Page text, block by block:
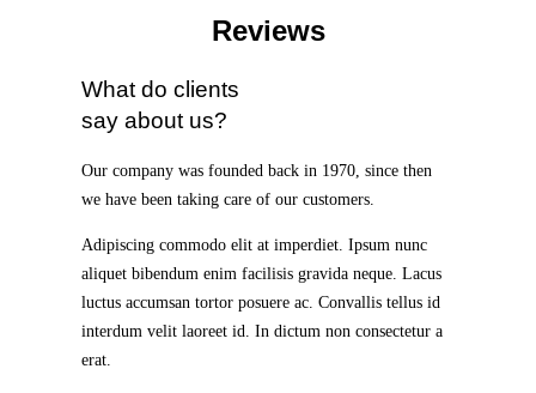
Reviews
What do clients
say about us?
Our company was founded back in 1970, since then
we have been taking care of our customers.
Adipiscing commodo elit at imperdiet. Ipsum nunc
aliquet bibendum enim facilisis gravida neque. Lacus
luctus accumsan tortor posuere ac. Convallis tellus id
interdum velit laoreet id. In dictum non consectetur a
erat.